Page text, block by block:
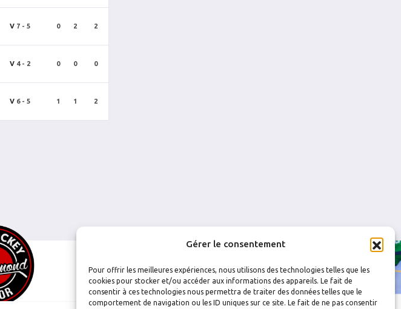
Gérer le consentement
Pour offrir les meilleures expériences, nous utilisons des technologies telles que les
cookies pour stocker et/ou accéder aux informations des appareils. Le fait de
consentir à ces technologies nous permettra de traiter des données telles que le
comportement de navigation ou les ID uniques sur ce site. Le fait de ne pas consentir
V 7 - 5 0 2 2
V 4 - 2 0 0 0
V 6 - 5 1 1 2